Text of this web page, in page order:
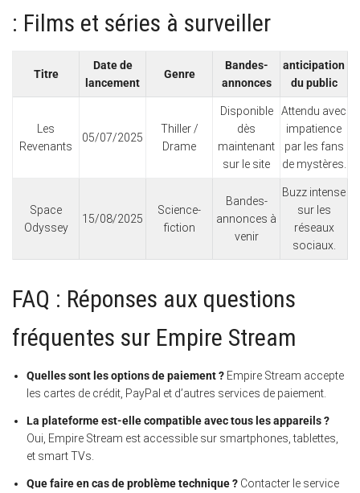
: Films et séries à surveiller
Titre
Date de
lancement
Genre
Bandes-
annonces
anticipation
du public
Les
Revenants
05/07/2025
Thiller /
Drame
Disponible
dès
maintenant
sur le site
Attendu avec
impatience
par les fans
de mystères.
Space
Odyssey
15/08/2025
Science-
fiction
Bandes-
annonces à
venir
Buzz intense
sur les
réseaux
sociaux.
FAQ : Réponses aux questions
fréquentes sur Empire Stream
Quelles sont lesoptions de paiement? Empire Stream accepte
les cartes de crédit, PayPal et d’autres services de paiement.
La plateforme est-elle compatible avec tous les appareils ?
Oui, Empire Stream est accessible sur smartphones, tablettes,
et smart TVs.
Que faire en cas de problème technique ? Contacter le service